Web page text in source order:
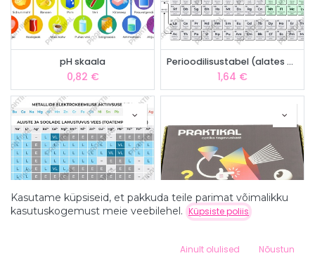
Filtrid Esiletõstetud
pH skaala
0,82 €
Perioodilisustabel (alates A3)
1,64 €
Optika tegevuskast
Kasutame küpsiseid, et pakkuda teile parimat võimalikku
kasutuskogemust meie veebilehel. Küpsiste poliis
Ainult olulised Nõustun